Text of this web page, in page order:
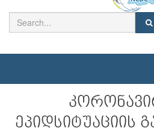
ეპიდსიტუაციის